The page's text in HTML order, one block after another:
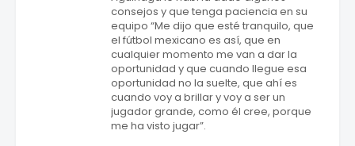
consejos y que tenga paciencia en su
equipo “Me dijo que esté tranquilo, que
el fútbol mexicano es así, que en
cualquier momento me van a dar la
oportunidad y que cuando llegue esa
oportunidad no la suelte, que ahí es
cuando voy a brillar y voy a ser un
jugador grande, como él cree, porque
me ha visto jugar”.